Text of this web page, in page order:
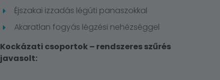
Éjszakai izzadás légúti panaszokkal
Akaratlan fogyás légzési nehézséggel
Kockázati csoportok – rendszeres szűrés
javasolt: